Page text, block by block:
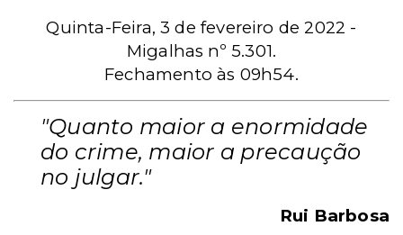
Quinta-Feira, 3 de fevereiro de 2022 -
Migalhas nº 5.301.
Fechamento às 09h54.
"Quanto maior a enormidade
do crime, maior a precaução
no julgar."
Rui Barbosa